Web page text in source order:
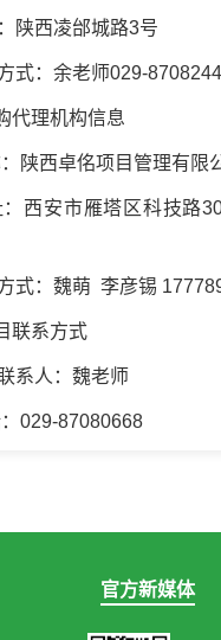
陕西凌邰城路3号
式：余老师029-
代理机构信息
陕西卓佲项目管理有限
西安市雁塔区科技路
式：魏萌 李彦锡
联系方式
系人：魏老师
029-87080668
官方新媒体